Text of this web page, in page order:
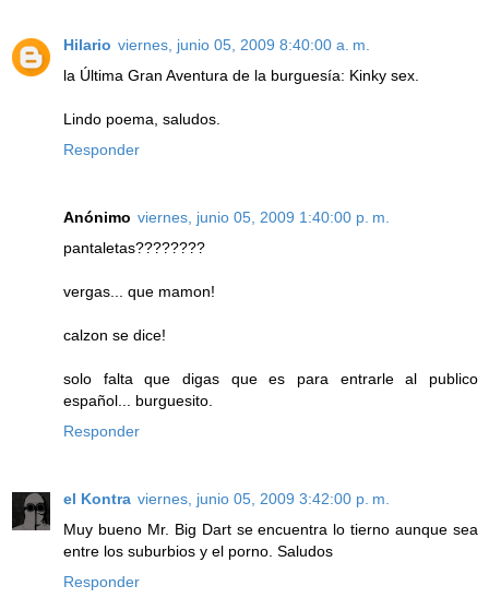
Hilario viernes, junio 05, 2009 8:40:00 a. m.
la Última Gran Aventura de la burguesía: Kinky sex.
Lindo poema, saludos.
Responder
Anónimo viernes, junio 05, 2009 1:40:00 p. m.
pantaletas????????
vergas... que mamon!
calzon se dice!
solo falta que digas que es para entrarle al publico
español... burguesito.
Responder
el Kontra viernes, junio 05, 2009 3:42:00 p. m.
Muy bueno Mr. Big Dart se encuentra lo tierno aunque sea
entre los suburbios y el porno. Saludos
Responder